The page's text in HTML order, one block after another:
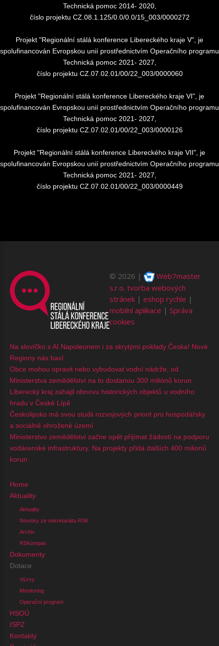
Technická pomoc 2014- 2020,
číslo projektu CZ.08.1.125/0.0/0.0/15_003/0000272
Projekt "Regionální stálá konference Libereckého kraje V", je
spolufinancován Evropskou unií prostřednictvím Operačního programu
Technická pomoc 2021- 2027,
číslo projektu CZ.07.02.01/00/22_003/0000060
Projekt "Regionální stálá konference Libereckého kraje VI", je
spolufinancován Evropskou unií prostřednictvím Operačního programu
Technická pomoc 2021- 2027,
číslo projektu CZ.07.02.01/00/22_003/0000126
Projekt "Regionální stálá konference Libereckého kraje VII", je
spolufinancován Evropskou unií prostřednictvím Operačního programu
Technická pomoc 2021- 2027,
číslo projektu CZ.07.02.01/00/22_003/0000449
© 2026
Web7master
s.r.o. tvorba webových
stránek | eshop rychle |
mobilní aplikace | Správa
cookies
Na slovíčko s AI Napoleonem i za skrytými poklady Česka! Nové
Regiony nás baví
Obce mohou opravit nebo vybudovat vodní nádrže, od
Ministerstva zemědělství na to dostanou 300 miliónů korun
Liberecký kraj zahájil obnovu historických objektů u vodního
hradu v České Lípě
Českolipsko má svou studii rozvojových priorit pro hospodářsky
a sociálně ohrožené území
Ministerstvo zemědělství začne opět přijímat žádostí na podporu
vodárenské infrastruktury. Na projekty přidá dalších 400 milionů
korun
Home
Aktuality
Aktuality
Novinky ze sekretariátu RSK
Archiv
RSKompas
Dokumenty
Dotace
Výzvy
Monitoring
Operační program
HSOÚ
ISPZ
Kontakty